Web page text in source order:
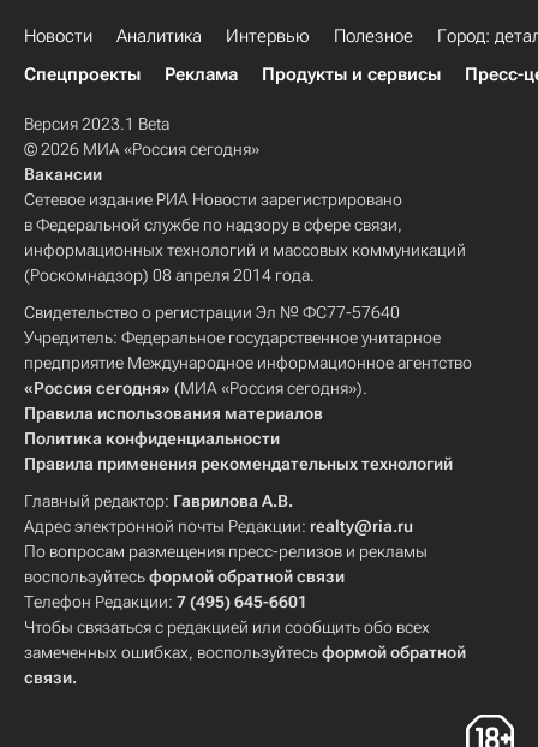
Новости Аналитика Интервью Полезное
Город:
Спецпроекты
Реклама Продукты и сервисы Пресс-
Версия 2023.1 Beta
© 2026 МИА «Россия сегодня»
Вакансии
Сетевое издание РИА Новости зарегистрировано
в Федеральной службе по надзору в сфере связи,
информационных технологий и массовых коммуникаций
(Роскомнадзор) 08 апреля 2014 года.
Свидетельство о регистрации Эл № ФС77-57640
Учредитель: Федеральное государственное унитарное
предприятие Международное информационное агентство
«Россия сегодня» (МИА «Россия сегодня»).
Правила использования материалов
Политика конфиденциальности
Правила применения рекомендательных технологий
Главный редактор: Гаврилова А.В.
Адрес электронной почты Редакции: realty@ria.ru
По вопросам размещения пресс-релизов и рекламы
воспользуйтесьформой обратной связи
Телефон Редакции: 7 (495) 645-6601
Чтобы связаться с редакцией или сообщить обо всех
замеченных ошибках, воспользуйтесьформой обратной
связи.